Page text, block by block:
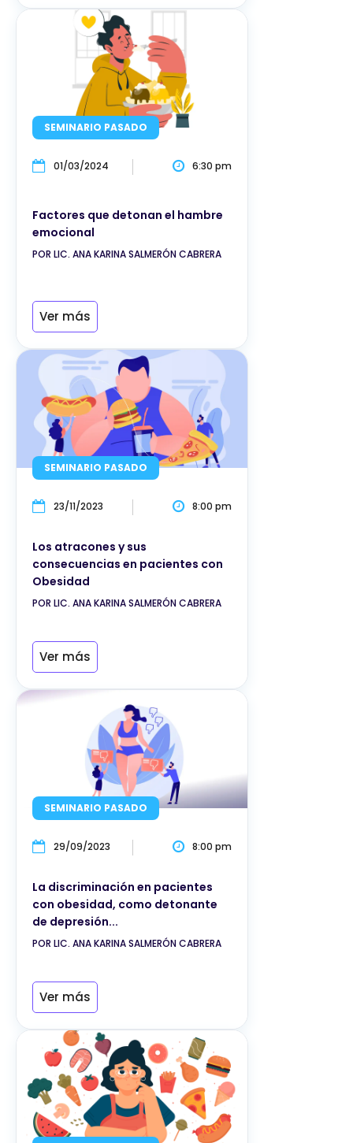
SEMINARIO PASADO
01/03/2024 6:30 pm
Factores que detonan el hambre
emocional
POR LIC. ANA KARINA SALMERÓN CABRERA
Ver más
SEMINARIO PASADO
23/11/2023 8:00 pm
Los atracones y sus
consecuencias en pacientes con
Obesidad
POR LIC. ANA KARINA SALMERÓN CABRERA
Ver más
SEMINARIO PASADO
29/09/2023 8:00 pm
La discriminación en pacientes
con obesidad, como detonante
de depresión...
POR LIC. ANA KARINA SALMERÓN CABRERA
Ver más